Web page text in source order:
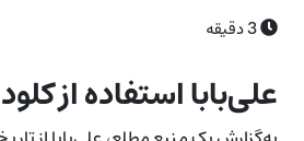
3دقیقه
علی‌بابا استفاده از